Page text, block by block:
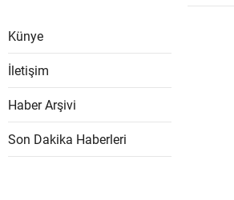
Künye
İletişim
Haber Arşivi
Son Dakika Haberleri